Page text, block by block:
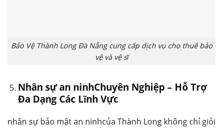
Bảo Vệ Thành Long Đà Nẵng cung cấp dịch vụ cho thuê bảo
vệ và vệ sĩ
Nhân sự an ninhChuyên Nghiệp – Hỗ Trợ
Đa Dạng Các Lĩnh Vực
nhân sự bảo mật an ninhcủa Thành Long không chỉ giỏi